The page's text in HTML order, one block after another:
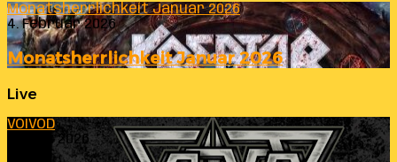
Monatsherrlichkeit Januar 2026
4. Februar 2026
Monatsherrlichkeit Januar 2026
Live
VOIVOD
23. Juli 2026